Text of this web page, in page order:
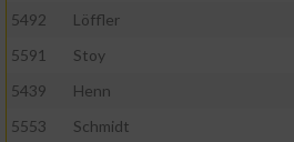
5492
Löffler
5591
Stoy
5439
Henn
5553
Schmidt